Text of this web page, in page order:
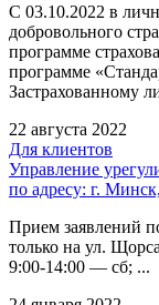
С 03.10.2022 в
добровольного
программе
программе
Застрахованному
22 августа 2022
Для клиентов
Управление
по адресу: г.
Прием заявлений
только на ул.
9:00-14:00 — сб; ...